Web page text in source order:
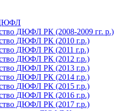
ДЮФЛ
ДЮФЛ РК (2008-2009 гг. р.)
ДЮФЛ РК (2010 г.р.)
ДЮФЛ РК (2011 г.р.)
ДЮФЛ РК (2012 г.р.)
ДЮФЛ РК (2013 г.р.)
ДЮФЛ РК (2014 г.р.)
ДЮФЛ РК (2015 г.р.)
ДЮФЛ РК (2016 г.р.)
ДЮФЛ РК (2017 г.р.)